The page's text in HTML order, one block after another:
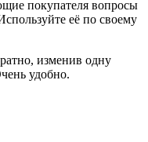
покупателя вопросы
её по своему
изменив одну
удобно.